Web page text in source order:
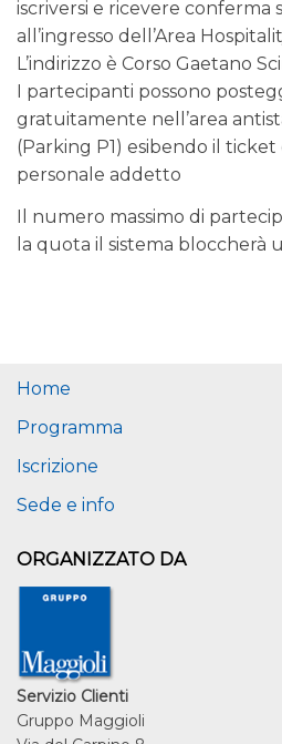
iscriversi e ricevere conferma
all’ingresso dell’Area
L’indirizzo è Corso Gaetano
I partecipanti possono
gratuitamente nell’area
(Parking P1) esibendo il ticket
personale addetto
Il numero massimo di
la quota il sistema bloccherà
Home
Programma
Iscrizione
Sede e info
ORGANIZZATO DA
Servizio Clienti
Gruppo Maggioli